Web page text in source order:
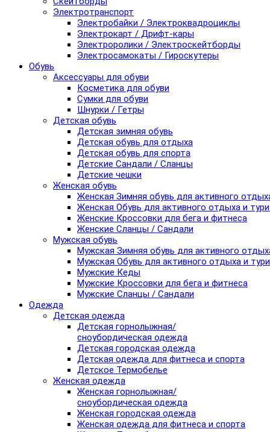
Электротранспорт
Электробайки / Электроквадроциклы
Электрокарт / Дрифт-кары
Электроролики / Электроскейтборды
Электросамокаты / Гироскутеры
Обувь
Аксессуары для обуви
Косметика для обуви
Сумки для обуви
Шнурки / Гетры
Детская обувь
Детская зимняя обувь
Детская обувь для отдыха
Детская обувь для спорта
Детские Сандали / Сланцы
Детские чешки
Женская обувь
Женская Зимняя обувь для активного
Женская Обувь для активного отдыха и
Женские Кроссовки для бега и фитнеса
Женские Сланцы / Сандали
Мужская обувь
Мужская Зимняя обувь для активного
Мужская Обувь для активного отдыха и
Мужские Кеды
Мужские Кроссовки для бега и фитнеса
Мужские Сланцы / Сандали
Одежда
Детская одежда
Детская горнолыжная/
сноубордическая одежда
Детская городская одежда
Детская одежда для фитнеса и спорта
Детское Термобелье
Женская одежда
Женская горнолыжная/
сноубордическая одежда
Женская городская одежда
Женская одежда для фитнеса и спорта